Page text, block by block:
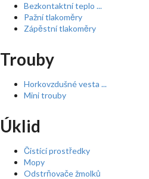
Bezkontaktní teplo ...
Pažní tlakoměry
Zápěstní tlakoměry
Trouby
Horkovzdušné vesta ...
Mini trouby
Úklid
Čistící prostředky
Mopy
Odstrňovače žmolků